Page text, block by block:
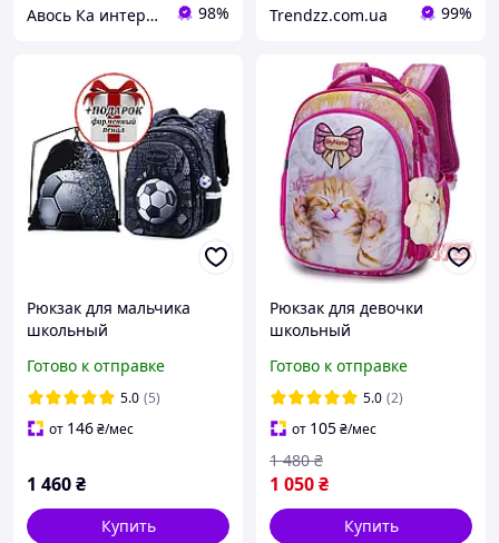
Авось Ка интернет-магазин рюкзаков и сумок 98% Trendzz.com.ua 99%
Рюкзак для мальчика
школьный
One SkyName Мяч R1-017
Готово к отправке
5.0 (5)
от 146₴/мес
1 460₴
Купить
Рюкзак для девочки
школьный
One SkyName Котёнок R4-
412
Готово к отправке
5.0 (2)
от 105₴/мес
1 050₴
1 480 ₴
Купить